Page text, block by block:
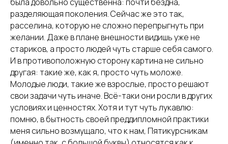
разделяющая поколения. Сейчас же это так,
расселина, которую не сложно перепрыгнуть при
желании. Даже в плане внешности видишь уже не
стариков, а просто людей чуть старше себя самого.
И в противоположную сторону картина не сильно
другая: такие же, как я, просто чуть моложе.
Молодые люди, такие же взрослые, просто решают
свои задачи чуть иначе. Всё-таки они росли в других
условиях и ценностях. Хотя и тут чуть лукавлю:
помню, в бытность своей преддипломной практики
меня сильно возмущало, что к нам, Пятикурсникам